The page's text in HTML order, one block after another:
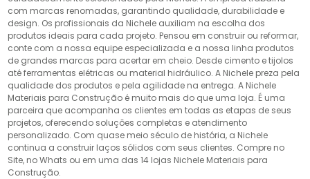
com marcas renomadas, garantindo qualidade, durabilidade e
design. Os profissionais da Nichele auxiliam na escolha dos
produtos ideais para cada projeto. Pensou em construir ou reformar,
conte com a nossa equipe especializada e a nossa linha produtos
de grandes marcas para acertar em cheio. Desde cimento e tijolos
até ferramentas elétricas ou material hidráulico. A Nichele preza pela
qualidade dos produtos e pela agilidade na entrega. A Nichele
Materiais para Construção é muito mais do que uma loja. É uma
parceira que acompanha os clientes em todas as etapas de seus
projetos, oferecendo soluções completas e atendimento
personalizado. Com quase meio século de história, a Nichele
continua a construir laços sólidos com seus clientes. Compre no
Site, no Whats ou em uma das 14 lojas Nichele Materiais para
Construção.